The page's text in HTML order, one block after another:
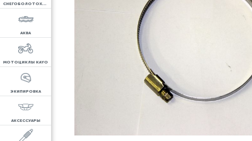
СНЕГОБОЛОТОХОДЫ
АКВА
МОТОЦИКЛЫ KAYO
ЭКИПИРОВКА
АКСЕССУАРЫ